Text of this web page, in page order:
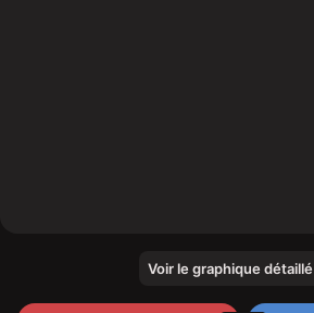
Voir le graphique détaillé